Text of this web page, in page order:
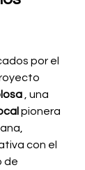
por el
, una
pionera
con el
de